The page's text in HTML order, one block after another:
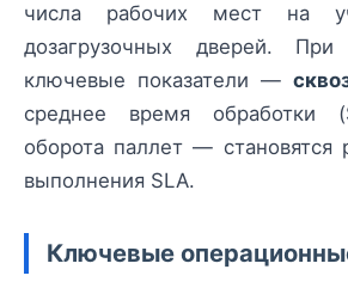
числа рабочих мест на
дозагрузочных дверей. При
ключевые показатели —
среднее время обработки
оборота паллет —
выполнения SLA.
Ключевые